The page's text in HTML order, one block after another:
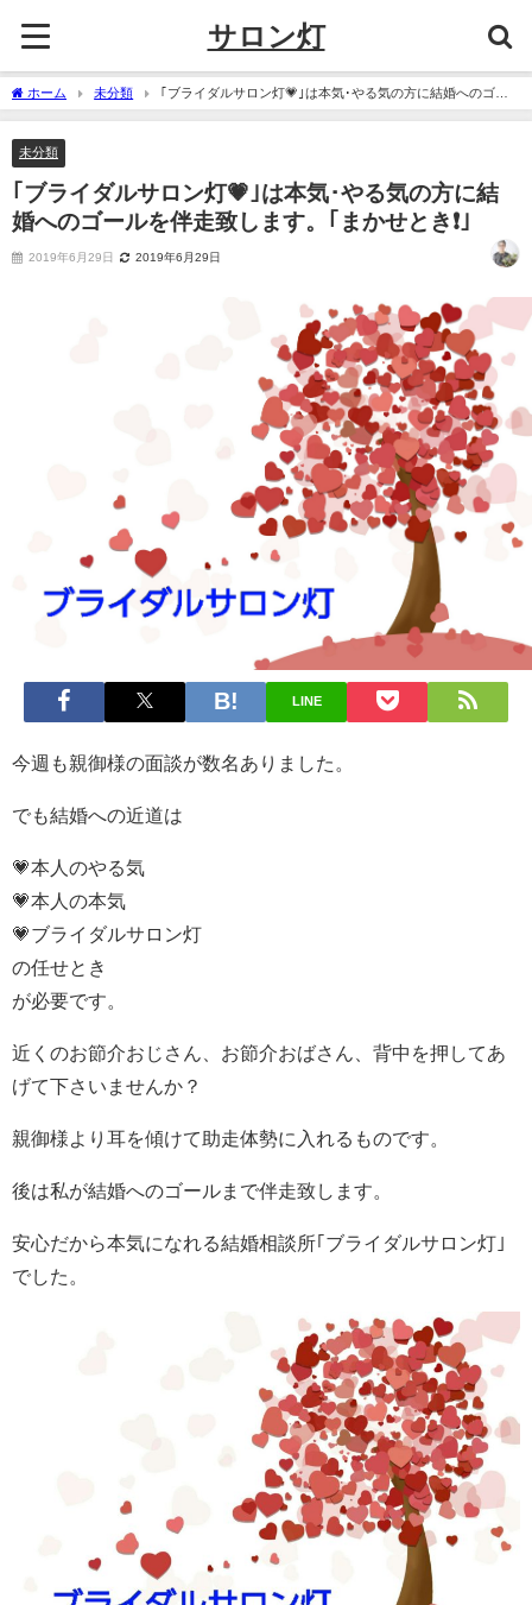
サロン灯
ホーム 未分類
｢ブライダルサロン灯💗｣は本気･やる気の方に結婚へのゴー
ルを伴走致します。｢まかせとき❗｣
未分類
｢ブライダルサロン灯💗｣は本気･やる気の方に結
婚へのゴールを伴走致します。｢まかせとき❗｣
2019年6月29日 2019年6月29日
LINE
今週も親御様の面談が数名ありました。
でも結婚への近道は
💗本人のやる気
💗本人の本気
💗ブライダルサロン灯
の任せとき
が必要です。
近くのお節介おじさん、お節介おばさん、背中を押してあ
げて下さいませんか？
親御様より耳を傾けて助走体勢に入れるものです。
後は私が結婚へのゴールまで伴走致します。
安心だから本気になれる結婚相談所｢ブライダルサロン灯｣
でした。